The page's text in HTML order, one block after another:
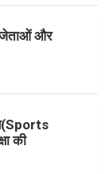
u
और
की